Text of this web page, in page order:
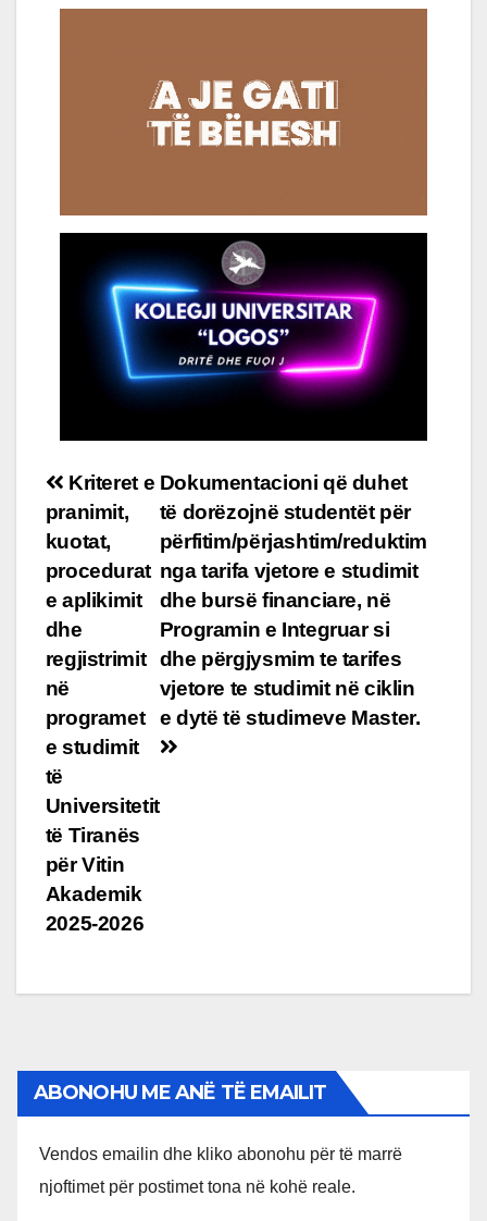
Post
navigation
Dokumentacioni që duhet
të dorëzojnë studentët për
përfitim/përjashtim/reduktim
nga tarifa vjetore e studimit
dhe bursë financiare, në
Programin e Integruar si
dhe përgjysmim te tarifes
vjetore te studimit në ciklin
e dytë të studimeve Master.
Kriteret e
pranimit,
kuotat,
procedurat
e aplikimit
dhe
regjistrimit
në
programet
e studimit
të
Universitetit
të Tiranës
për Vitin
Akademik
2025-2026
ABONOHU ME ANË TË EMAILIT
Vendos emailin dhe kliko abonohu për të marrë
njoftimet për postimet tona në kohë reale.